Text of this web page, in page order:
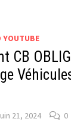
YOUTUBE
CB
21, 2024 0